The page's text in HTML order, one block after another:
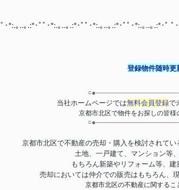
ﾟ･*:.｡..｡.:*･ﾟﾟ･*:.｡..｡.:*･ﾟﾟ･*:.｡..｡.:*･ﾟﾟ･*:.｡..｡.:*･ﾟ
登録物件随時
当社ホームページでは無料会員登録で
京都市北区で物件をお探しの皆様
京都市北区で不動産の売却・購入を検討されてい
土地、一戸建て、マンション等
もちろん新築やリフォーム等、建
売却においては仲介での販売はもちろん、
京都市北区の不動産に関するこ